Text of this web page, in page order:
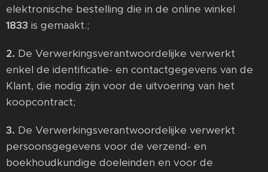
elektronische bestelling die in de online winkel
1833 is gemaakt.;
2. De Verwerkingsverantwoordelijke verwerkt
enkel de identificatie- en contactgegevens van de
Klant, die nodig zijn voor de uitvoering van het
koopcontract;
3. De Verwerkingsverantwoordelijke verwerkt
persoonsgegevens voor de verzend- en
boekhoudkundige doeleinden en voor de